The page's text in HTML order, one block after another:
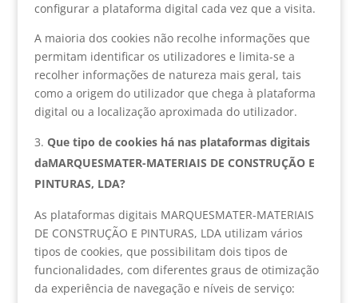
configurar a plataforma digital cada vez que a visita.
A maioria dos cookies não recolhe informações que
permitam identificar os utilizadores e limita-se a
recolher informações de natureza mais geral, tais
como a origem do utilizador que chega à plataforma
digital ou a localização aproximada do utilizador.
Que tipo de cookies há nas plataformas digitais
daMARQUESMATER-MATERIAIS DE CONSTRUÇÃO E
PINTURAS, LDA?
As plataformas digitais MARQUESMATER-MATERIAIS
DE CONSTRUÇÃO E PINTURAS, LDA utilizam vários
tipos de cookies, que possibilitam dois tipos de
funcionalidades, com diferentes graus de otimização
da experiência de navegação e níveis de serviço: